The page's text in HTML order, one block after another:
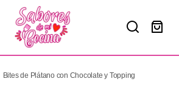
Bites de Plátano con Chocolate y Topping